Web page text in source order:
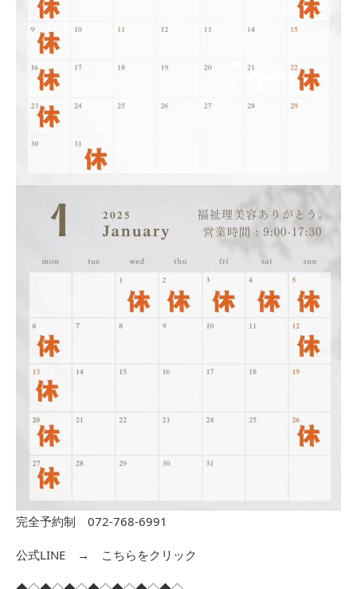
完全予約制 072-768-6991
公式LINE → こちらをクリック